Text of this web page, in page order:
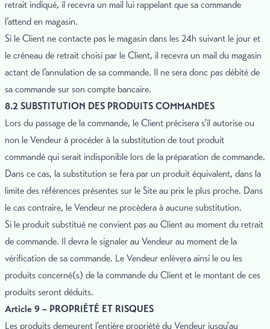
retrait indiqué, il recevra un mail lui rappelant que sa commande
l’attend en magasin.
Si le Client ne contacte pas le magasin dans les 24h suivant le jour et
le créneau de retrait choisi par le Client, il recevra un mail du magasin
actant de l’annulation de sa commande. Il ne sera donc pas débité de
sa commande sur son compte bancaire.
8.2 SUBSTITUTION DES PRODUITS COMMANDES
Lors du passage de la commande, le Client précisera s’il autorise ou
non le Vendeur à procéder à la substitution de tout produit
commandé qui serait indisponible lors de la préparation de commande.
Dans ce cas, la substitution se fera par un produit équivalent, dans la
limite des références présentes sur le Site au prix le plus proche. Dans
le cas contraire, le Vendeur ne procèdera à aucune substitution.
Si le produit substitué ne convient pas au Client au moment du retrait
de commande. Il devra le signaler au Vendeur au moment de la
vérification de sa commande. Le Vendeur enlèvera ainsi le ou les
produits concerné(s) de la commande du Client et le montant de ces
produits seront déduits.
Article 9 – PROPRIÉTÉ ET RISQUES
Les produits demeurent l'entière propriété du Vendeur jusqu'au